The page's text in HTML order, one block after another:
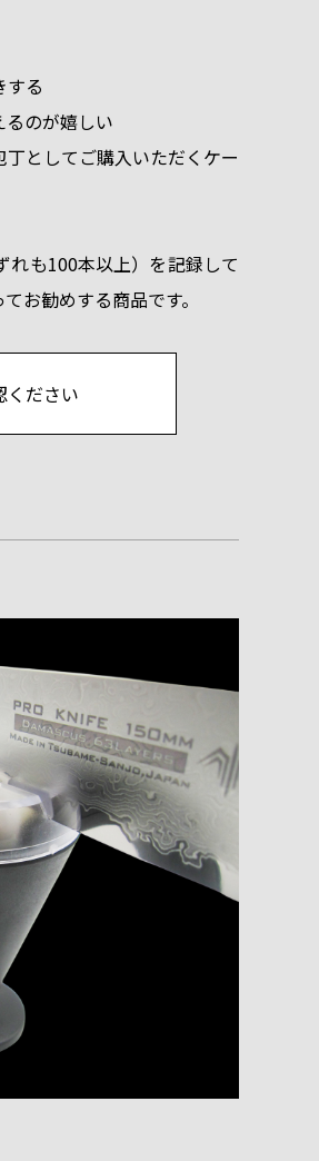
する
のが嬉しい
としてご購入いただくケー
れも100本以上）を記録して
お勧めする商品です。
ださい